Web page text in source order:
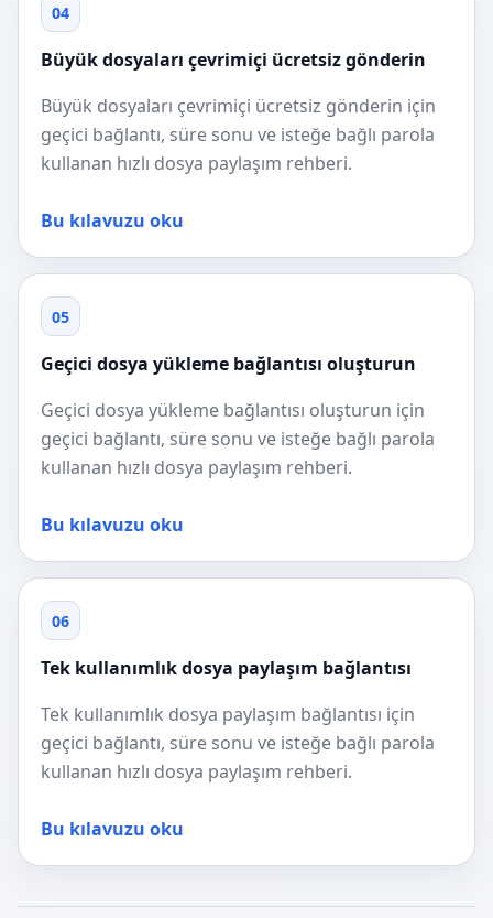
04
Büyük dosyaları çevrimiçi ücretsiz gönderin
Büyük dosyaları çevrimiçi ücretsiz gönderin için
geçici bağlantı, süre sonu ve isteğe bağlı parola
kullanan hızlı dosya paylaşım rehberi.
Bu kılavuzu oku
05
Geçici dosya yükleme bağlantısı oluşturun
Geçici dosya yükleme bağlantısı oluşturun için
geçici bağlantı, süre sonu ve isteğe bağlı parola
kullanan hızlı dosya paylaşım rehberi.
Bu kılavuzu oku
06
Tek kullanımlık dosya paylaşım bağlantısı
Tek kullanımlık dosya paylaşım bağlantısı için
geçici bağlantı, süre sonu ve isteğe bağlı parola
kullanan hızlı dosya paylaşım rehberi.
Bu kılavuzu oku